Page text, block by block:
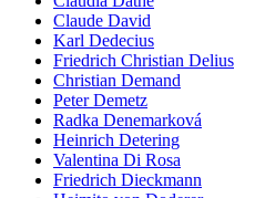
Claude David
Karl Dedecius
Friedrich Christian Delius
Christian Demand
Peter Demetz
Radka Denemarková
Heinrich Detering
Valentina Di Rosa
Friedrich Dieckmann